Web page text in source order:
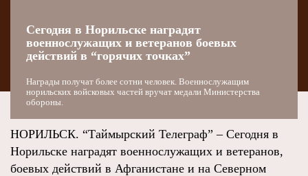
Сегодня в Норильске наградят
военнослужащих и ветеранов боевых
действий в “горячих точках”
Награды получат более сотни человек. Военнослужащим
норильских войсковых частей вручат медали Министерства
обороны.
НОРИЛЬСК. “Таймырский Телеграф” – Сегодня в
Норильске наградят военнослужащих и ветеранов,
боевых действий в Афганистане и на Северном